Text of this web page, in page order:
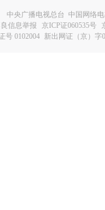
中央广播电视总台 中国网络
信息举报
京ICP证060535号
号 0102004 新出网证（京）